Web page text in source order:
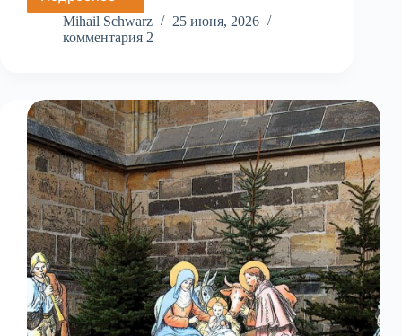
фонтаны
—
столетия
Mihail Schwarz
25 июня, 2026
комментария 2